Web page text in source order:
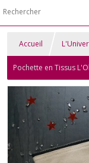
Accueil
Pochette en Tissus